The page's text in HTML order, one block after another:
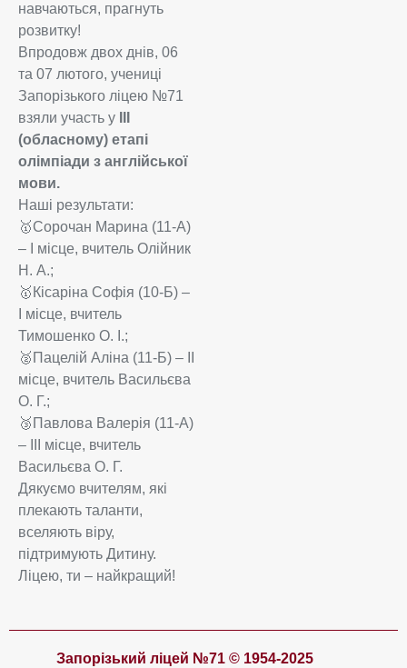
навчаються, прагнуть
розвитку!
Впродовж двох днів, 06
та 07 лютого, учениці
Запорізького ліцею №71
взяли участь у
(обласному) етапі
олімпіади з англійської
мови.
Наші результати:
🥇Сорочан Марина (11-А)
– І місце, вчитель Олійник
Н. А.;
🥇Кісаріна Софія (10-Б) –
І місце, вчитель
Тимошенко О. І.;
🥈Пацелій Аліна (11-Б) – ІІ
місце, вчитель Васильєва
О. Г.;
🥉Павлова Валерія (11-А)
– ІІІ місце, вчитель
Васильєва О. Г.
Дякуємо вчителям, які
плекають таланти,
вселяють віру,
підтримують Дитину.
Ліцею, ти – найкращий!
Запорізький ліцей №71 © 1954-2025